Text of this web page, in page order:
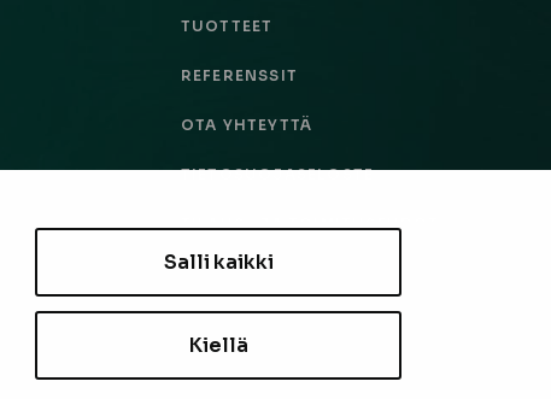
Salli kaikki
Kiellä
TUOTTEET
REFERENSSIT
OTA YHTEYTTÄ
TIETOSUOJASELOSTE
EVÄSTEASETUKSET
TILAA UUTISKIRJE